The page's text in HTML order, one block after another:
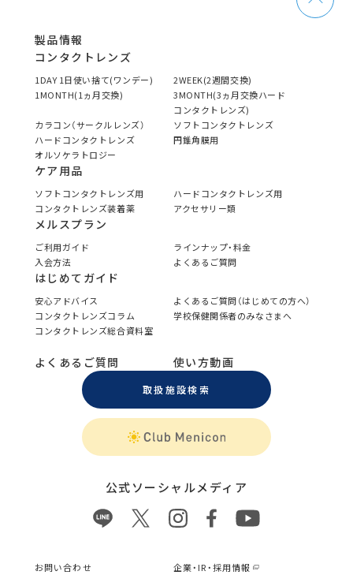
製品情報
コンタクトレンズ
1DAY 1日使い捨て(ワンデー)
2WEEK(2週間交換)
1MONTH(1ヵ月交換)
3MONTH(3ヵ月交換ハード
コンタクトレンズ)
カラコン（サークルレンズ）
ソフトコンタクトレンズ
ハードコンタクトレンズ
円錐角膜用
オルソケラトロジー
ケア用品
ソフトコンタクトレンズ用
ハードコンタクトレンズ用
コンタクトレンズ装着薬
アクセサリー類
メルスプラン
ご利用ガイド
ラインナップ・料金
入会方法
よくあるご質問
はじめてガイド
安心アドバイス
よくあるご質問（はじめての方へ）
コンタクトレンズコラム
学校保健関係者のみなさまへ
コンタクトレンズ総合資料室
よくあるご質問 使い方動画
取扱施設検索
公式ソーシャルメディア
お問い合わせ 企業・IR・採用情報